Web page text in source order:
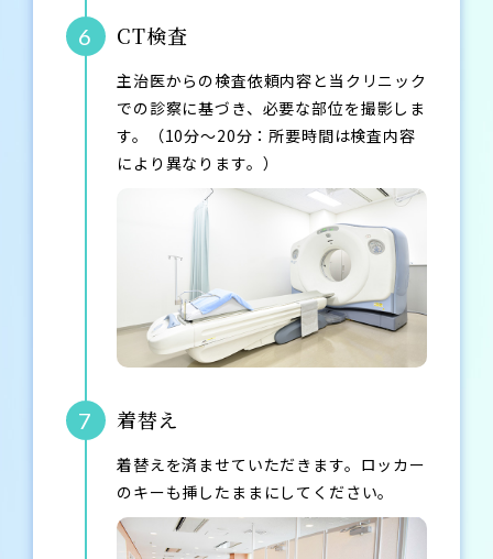
6 CT検査
主治医からの検査依頼内容と当クリニック
での診察に基づき、必要な部位を撮影しま
す。（10分～20分：所要時間は検査内容
により異なります。）
7 着替え
着替えを済ませていただきます。ロッカー
のキーも挿したままにしてください。